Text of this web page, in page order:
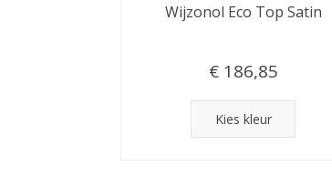
Wijzonol Eco Top Satin
€ 186,85
Kies kleur